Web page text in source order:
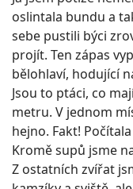
oslintala bundu a
sebe pustili býci
projít. Ten zápas
bělohlaví, hodující
Jsou to ptáci, co
metru. V jednom
hejno. Fakt!
Kromě supů jsme
Z ostatních zvířat